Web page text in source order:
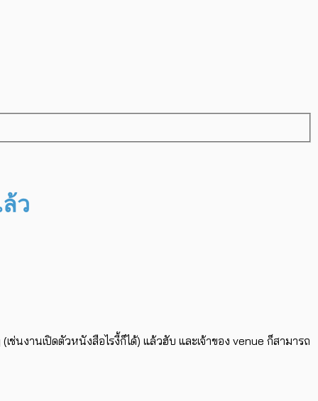
ว
งานเปิดตัวหนังสือไรงี้ก็ได้) แล้วฮับ และเจ้าของ venue ก็สามารถ